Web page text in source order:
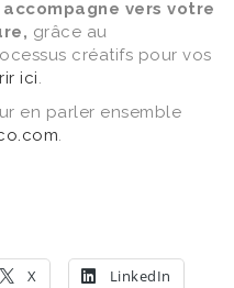
accompagne vers votre
grâce au
créatifs pour vos
ici.
en parler ensemble
.
X LinkedIn